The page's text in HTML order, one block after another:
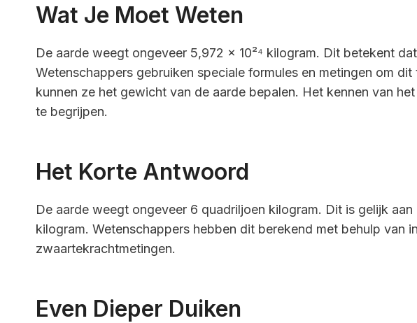
Wat Je Moet Weten
De aarde weegt ongeveer 5,972 x 10²⁴ kilogram. Dit betekent
Wetenschappers gebruiken speciale formules en metingen om
kunnen ze het gewicht van de aarde bepalen. Het kennen van
te begrijpen.
Het Korte Antwoord
De aarde weegt ongeveer 6 quadriljoen kilogram. Dit is gelijk
kilogram. Wetenschappers hebben dit berekend met behulp van
zwaartekrachtmetingen.
Even Dieper Duiken